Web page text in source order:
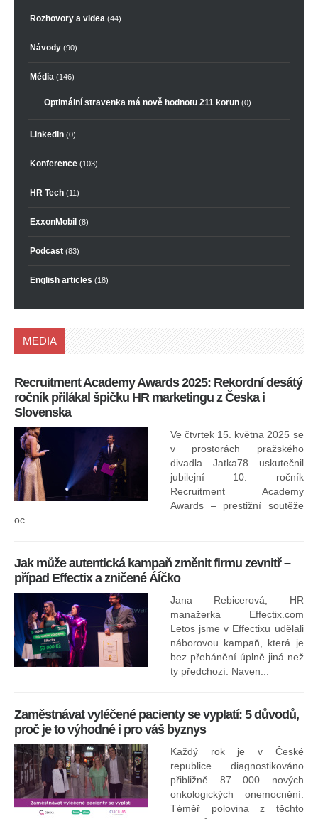
Rozhovory a videa (44)
Návody (90)
Média (146)
Optimální stravenka má nově hodnotu 211 korun (0)
LinkedIn (0)
Konference (103)
HR Tech (11)
ExxonMobil (8)
Podcast (83)
English articles (18)
MEDIA
Recruitment Academy Awards 2025: Rekordní desátý
ročník přilákal špičku HR marketingu z Česka i
Slovenska
Ve čtvrtek 15. května 2025 se
v prostorách pražského
divadla Jatka78 uskutečnil
jubilejní 10. ročník
Recruitment Academy
Awards – prestižní soutěže
oc...
Jak může autentická kampaň změnit firmu zevnitř –
případ Effectix a zničené ÁÍčko
Jana Rebicerová, HR
manažerka Effectix.com
Letos jsme v Effectixu udělali
náborovou kampaň, která je
bez přehánění úplně jiná než
ty předchozí. Naven...
Zaměstnávat vyléčené pacienty se vyplatí: 5 důvodů,
proč je to výhodné i pro váš byznys
Každý rok je v České
republice diagnostikováno
přibližně 87 000 nových
onkologických onemocnění.
Téměř polovina z těchto